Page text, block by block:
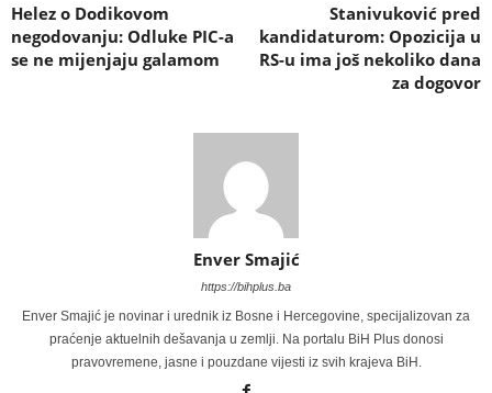
Helez o Dodikovom
negodovanju: Odluke PIC-a
se ne mijenjaju galamom
Stanivuković pred
kandidaturom: Opozicija u
RS-u ima još nekoliko dana
za dogovor
Enver Smajić
https://bihplus.ba
Enver Smajić je novinar i urednik iz Bosne i Hercegovine, specijalizovan za
praćenje aktuelnih dešavanja u zemlji. Na portalu BiH Plus donosi
pravovremene, jasne i pouzdane vijesti iz svih krajeva BiH.